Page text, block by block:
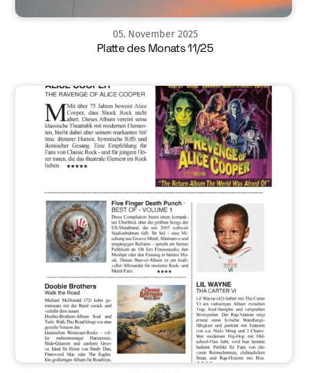
05. November 2025
Platte des Monats 11/25